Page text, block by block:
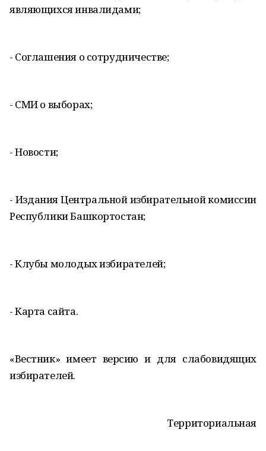
являющихся инвалидами;
- Соглашения о сотрудничестве;
- СМИ о выборах;
- Новости;
- Издания Центральной избирательной комиссии
Республики Башкортостан;
- Клубы молодых избирателей;
- Карта сайта.
«Вестник» имеет версию и для слабовидящих
избирателей.
Территориальная